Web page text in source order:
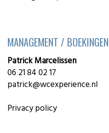
MANAGEMENT / BOEKINGEN
Patrick Marcelissen
06 21 84 02 17
patrick@wcexperience.nl
Privacy policy